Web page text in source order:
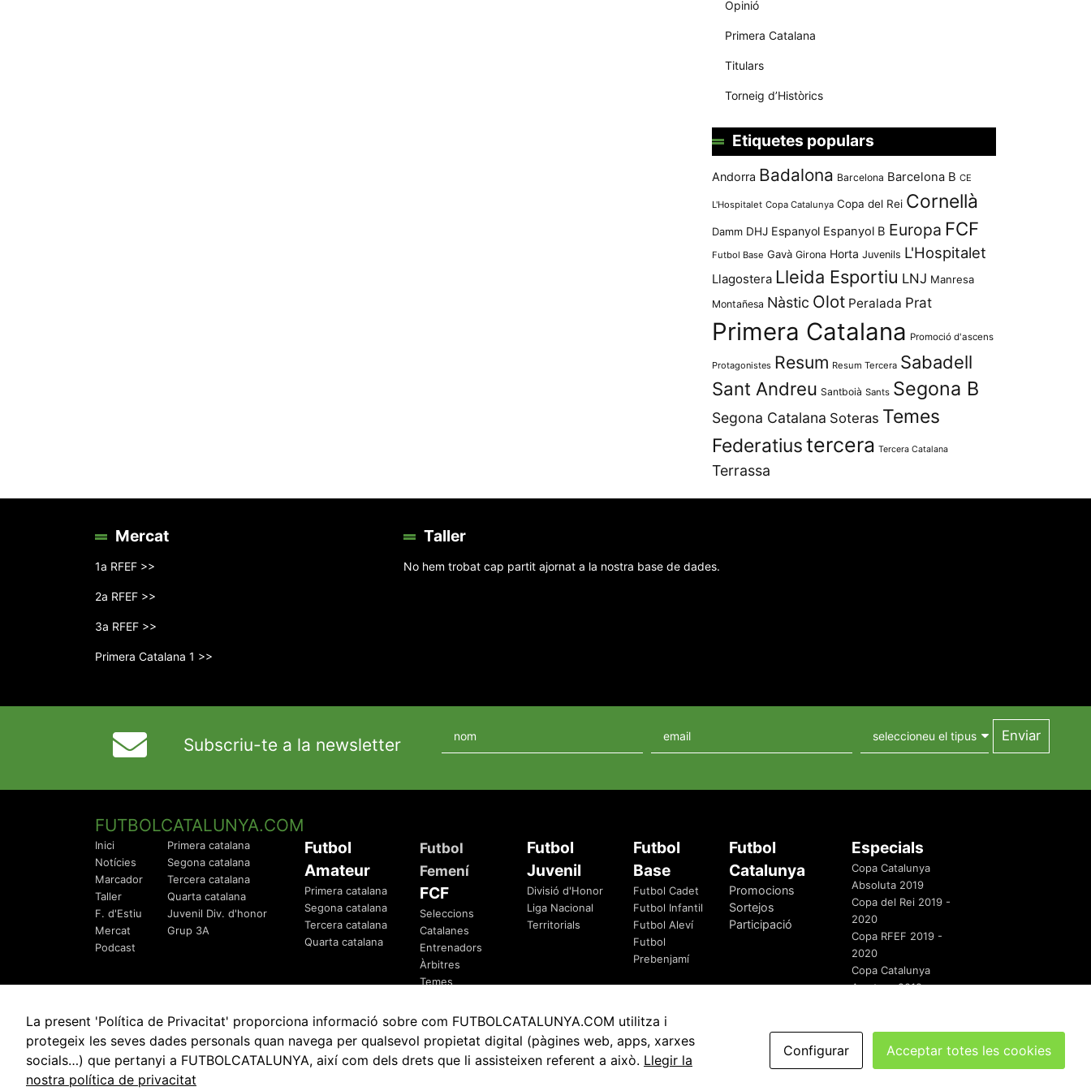
Opinió
Primera Catalana
Titulars
Torneig d’Històrics
Etiquetes populars
Andorra Badalona Barcelona Barcelona B CE
L'Hospitalet Copa Catalunya Copa del Rei Cornellà
Damm DHJ Espanyol Espanyol B Europa FCF
Futbol Base Gavà Girona Horta Juvenils L'Hospitalet
Llagostera Lleida Esportiu LNJ Manresa
Montañesa Nàstic Olot Peralada Prat
Primera Catalana Promoció d'ascens
Protagonistes Resum Resum Tercera Sabadell
Sant Andreu Santboià Sants Segona B
Segona Catalana Soteras Temes
Federatiustercera Tercera Catalana
Terrassa
Mercat
1a RFEF >>
2a RFEF >>
3a RFEF >>
Primera Catalana 1 >>
Taller
No hem trobat cap partit ajornat a la nostra base de dades.
Subscriu-te a la newsletter
FUTBOLCATALUNYA.COM
Inici
Notícies
Marcador
Taller
F. d'Estiu
Mercat
Podcast
Primera catalana
Segona catalana
Tercera catalana
Quarta catalana
Juvenil Div. d'honor
Grup 3A
Futbol
Amateur
Primera catalana
Segona catalana
Tercera catalana
Quarta catalana
Futbol
Femení
FCF
Seleccions
Catalanes
Entrenadors
Àrbitres
Temes
Futbol
Juvenil
Divisió d'Honor
Liga Nacional
Territorials
Futbol
Base
Futbol Cadet
Futbol Infantil
Futbol Aleví
Futbol
Prebenjamí
Futbol
Catalunya
Promocions
Sortejos
Participació
Especials
Copa Catalunya
Absoluta 2019
Copa del Rei 2019 -
2020
Copa RFEF 2019 -
2020
Copa Catalunya
Amateur 2019
© 2010 - 2026 FutbolCatalunya.com Avis Legal Política de Privacitat Política de Cookies redaccio@futbolcatalunya.com
La present 'Política de Privacitat' proporciona informació sobre com FUTBOLCATALUNYA.COM utilitza i
protegeix les seves dades personals quan navega per qualsevol propietat digital (pàgines web, apps, xarxes
socials…) que pertanyi a FUTBOLCATALUNYA, així com dels drets que li assisteixen referent a això. Llegir la
nostra política de privacitat
Configurar Acceptar totes les cookies